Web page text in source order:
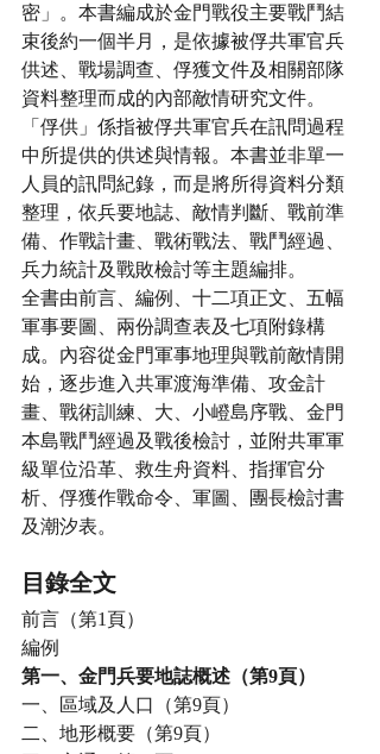
密」。本書編成於金門戰役主要戰鬥結
束後約一個半月，是依據被俘共軍官兵
供述、戰場調查、俘獲文件及相關部隊
資料整理而成的內部敵情研究文件。
「俘供」係指被俘共軍官兵在訊問過程
中所提供的供述與情報。本書並非單一
人員的訊問紀錄，而是將所得資料分類
整理，依兵要地誌、敵情判斷、戰前準
備、作戰計畫、戰術戰法、戰鬥經過、
兵力統計及戰敗檢討等主題編排。
全書由前言、編例、十二項正文、五幅
軍事要圖、兩份調查表及七項附錄構
成。內容從金門軍事地理與戰前敵情開
始，逐步進入共軍渡海準備、攻金計
畫、戰術訓練、大、小嶝島序戰、金門
本島戰鬥經過及戰後檢討，並附共軍軍
級單位沿革、救生舟資料、指揮官分
析、俘獲作戰命令、軍圖、團長檢討書
及潮汐表。
目錄全文
前言（第1頁）
編例
第一、金門兵要地誌概述（第9頁）
一、區域及人口（第9頁）
二、地形概要（第9頁）